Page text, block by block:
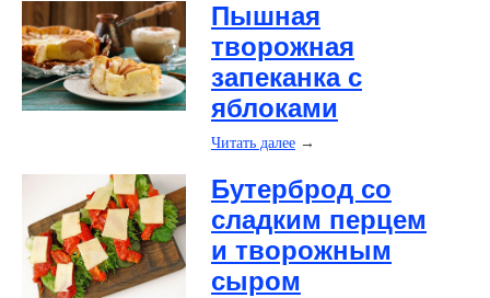
Пышная
творожная
запеканка с
яблоками
Читать далее →
Бутерброд со
сладким перцем
и творожным
сыром